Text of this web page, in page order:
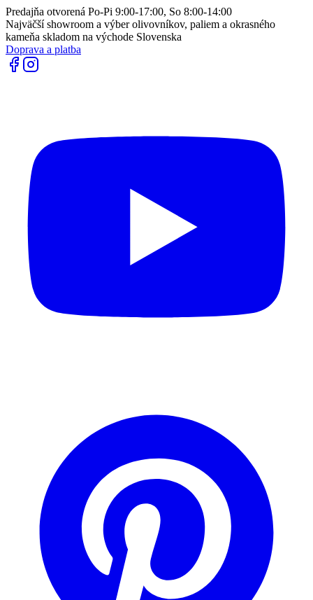
Predajňa otvorená Po-Pi 9:00-17:00, So 8:00-14:00
Najväčší showroom a výber olivovníkov, paliem a okrasného
kameňa skladom na východe Slovenska
Doprava a platba